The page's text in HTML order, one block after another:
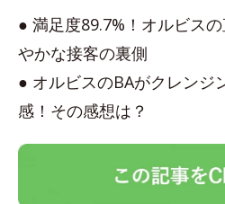
● 満足度89.7%！オルビス
やかな接客の裏側
● オルビスのBAがクレンジ
感！その感想は？